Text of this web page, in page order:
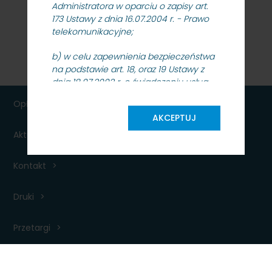
Administratora w oparciu o zapisy art.
173 Ustawy z dnia 16.07.2004 r. - Prawo
telekomunikacyjne;
b) w celu zapewnienia bezpieczeństwa
na podstawie art. 18, oraz 19 Ustawy z
dnia 18.07.2002 r. o świadczeniu usług
4. Odbiorcą Pani/Pana danych
osobowych będą podmioty
upoważnione organy kontrolne, na
podstawie i w granicach określonych
trzeciego/organizacji międzynarodowej
w rozumieniu ww. Rozporządzenia;
AKCEPTUJ
Opłaty
Aktualności dla podróżnych
Kontakt
Druki
Przetargi